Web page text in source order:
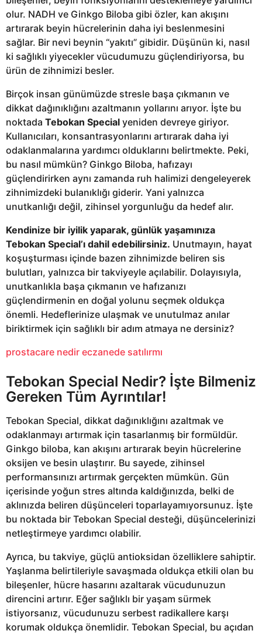
olur. NADH ve Ginkgo Biloba gibi özler, kan akışını
artırarak beyin hücrelerinin daha iyi beslenmesini
sağlar. Bir nevi beynin “yakıtı” gibidir. Düşünün ki, nasıl
ki sağlıklı yiyecekler vücudumuzu güçlendiriyorsa, bu
ürün de zihnimizi besler.
Birçok insan günümüzde stresle başa çıkmanın ve
dikkat dağınıklığını azaltmanın yollarını arıyor. İşte bu
noktada Tebokan Special yeniden devreye giriyor.
Kullanıcıları, konsantrasyonlarını artırarak daha iyi
odaklanmalarına yardımcı olduklarını belirtmekte. Peki,
bu nasıl mümkün? Ginkgo Biloba, hafızayı
güçlendirirken aynı zamanda ruh halimizi dengeleyerek
zihnimizdeki bulanıklığı giderir. Yani yalnızca
unutkanlığı değil, zihinsel yorgunluğu da hedef alır.
Kendinize bir iyilik yaparak, günlük yaşamınıza
Tebokan Special’ı dahil edebilirsiniz. Unutmayın, hayat
koşuşturması içinde bazen zihnimizde beliren sis
bulutları, yalnızca bir takviyeyle açılabilir. Dolayısıyla,
unutkanlıkla başa çıkmanın ve hafızanızı
güçlendirmenin en doğal yolunu seçmek oldukça
önemli. Hedeflerinize ulaşmak ve unutulmaz anılar
biriktirmek için sağlıklı bir adım atmaya ne dersiniz?
prostacare nedir eczanede satılırmı
Tebokan Special Nedir? İşte Bilmeniz
Gereken Tüm Ayrıntılar!
Tebokan Special, dikkat dağınıklığını azaltmak ve
odaklanmayı artırmak için tasarlanmış bir formüldür.
Ginkgo biloba, kan akışını artırarak beyin hücrelerine
oksijen ve besin ulaştırır. Bu sayede, zihinsel
performansınızı artırmak gerçekten mümkün. Gün
içerisinde yoğun stres altında kaldığınızda, belki de
aklınızda beliren düşünceleri toparlayamıyorsunuz. İşte
bu noktada bir Tebokan Special desteği, düşüncelerinizi
netleştirmeye yardımcı olabilir.
Ayrıca, bu takviye, güçlü antioksidan özelliklere sahiptir.
Yaşlanma belirtileriyle savaşmada oldukça etkili olan bu
bileşenler, hücre hasarını azaltarak vücudunuzun
direncini artırır. Eğer sağlıklı bir yaşam sürmek
istiyorsanız, vücudunuzu serbest radikallere karşı
korumak oldukça önemlidir. Tebokan Special, bu açıdan